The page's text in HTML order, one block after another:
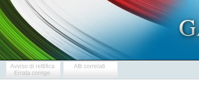
Avviso di rettifica
Errata corrige
Atti correlati